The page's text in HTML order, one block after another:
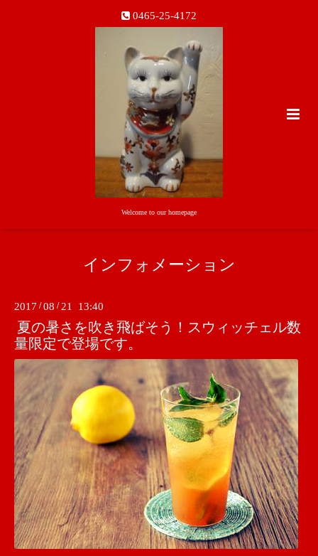
0465-25-4172
Welcome to our homepage
インフォメーション
2017 /08 / 21 13:40
夏の暑さを吹き飛ばそう！スウィッチェル数
量限定で登場です。